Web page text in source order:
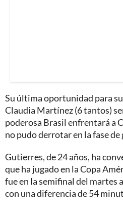
Su última oportunidad para
Claudia Martínez (6 tantos)
poderosa Brasil enfrentará a
no pudo derrotar en la fase de
Gutierres, de 24 años, ha
que ha jugado en la Copa
fue en la semifinal del martes
con una diferencia de 54